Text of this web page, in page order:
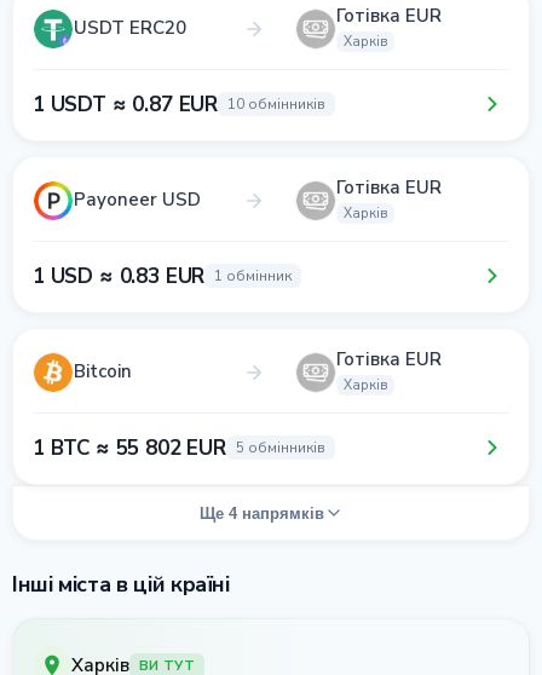
USDT ERC20 Готівка EUR
Харків
1 USDT ≈ 0.87 EUR 10 обмінників
Payoneer USD Готівка EUR
Харків
1 USD ≈ 0.83 EUR 1 обмінник
Bitcoin Готівка EUR
Харків
1 BTC ≈ 55 802 EUR 5 обмінників
Ще 4 напрямків
Інші міста в цій країні
Харків ВИ ТУТ